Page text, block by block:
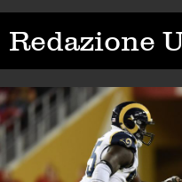
Redazione